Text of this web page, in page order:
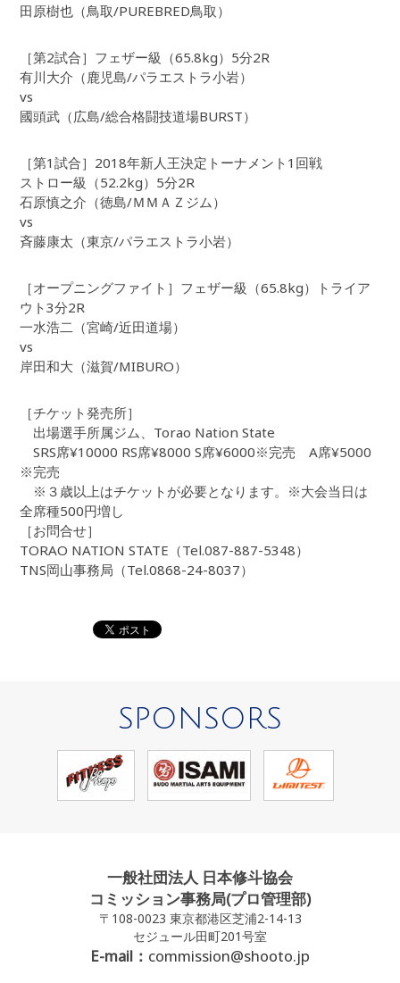
田原樹也（鳥取/PUREBRED鳥取）
［第2試合］フェザー級（65.8kg）5分2R
有川大介（鹿児島/パラエストラ小岩）
vs
國頭武（広島/総合格闘技道場BURST）
［第1試合］2018年新人王決定トーナメント1回戦
ストロー級（52.2kg）5分2R
石原慎之介（徳島/ＭＭＡＺジム）
vs
斉藤康太（東京/パラエストラ小岩）
［オープニングファイト］フェザー級（65.8kg）トライア
ウト3分2R
一水浩二（宮崎/近田道場）
vs
岸田和大（滋賀/MIBURO）
［チケット発売所］
出場選手所属ジム、Torao Nation State
SRS席¥10000 RS席¥8000 S席¥6000※完売 A席¥5000
※完売
※３歳以上はチケットが必要となります。※大会当日は
全席種500円増し
［お問合せ］
TORAO NATION STATE（Tel.087-887-5348）
TNS岡山事務局（Tel.0868-24-8037）
SPONSORS
一般社団法人 日本修斗協会
コミッション事務局(プロ管理部)
〒108-0023 東京都港区芝浦2-14-13
セジュール田町201号室
E-mail： commission@shooto.jp